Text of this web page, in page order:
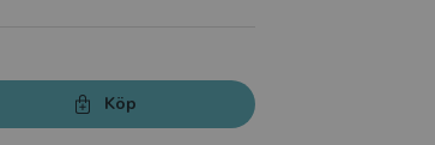
Köp